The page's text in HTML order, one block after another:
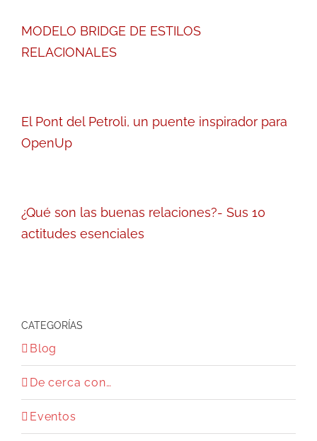
MODELO BRIDGE DE ESTILOS
RELACIONALES
El Pont del Petroli, un puente inspirador para
OpenUp
¿Qué son las buenas relaciones?- Sus 10
actitudes esenciales
CATEGORÍAS
Blog
De cerca con…
Eventos